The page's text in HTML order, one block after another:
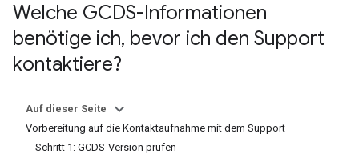
Welche GCDS-Informationen
benötige ich, bevor ich den Support
kontaktiere?
Auf dieser Seite
Vorbereitung auf die Kontaktaufnahme mit dem Support
Schritt 1: GCDS-Version prüfen